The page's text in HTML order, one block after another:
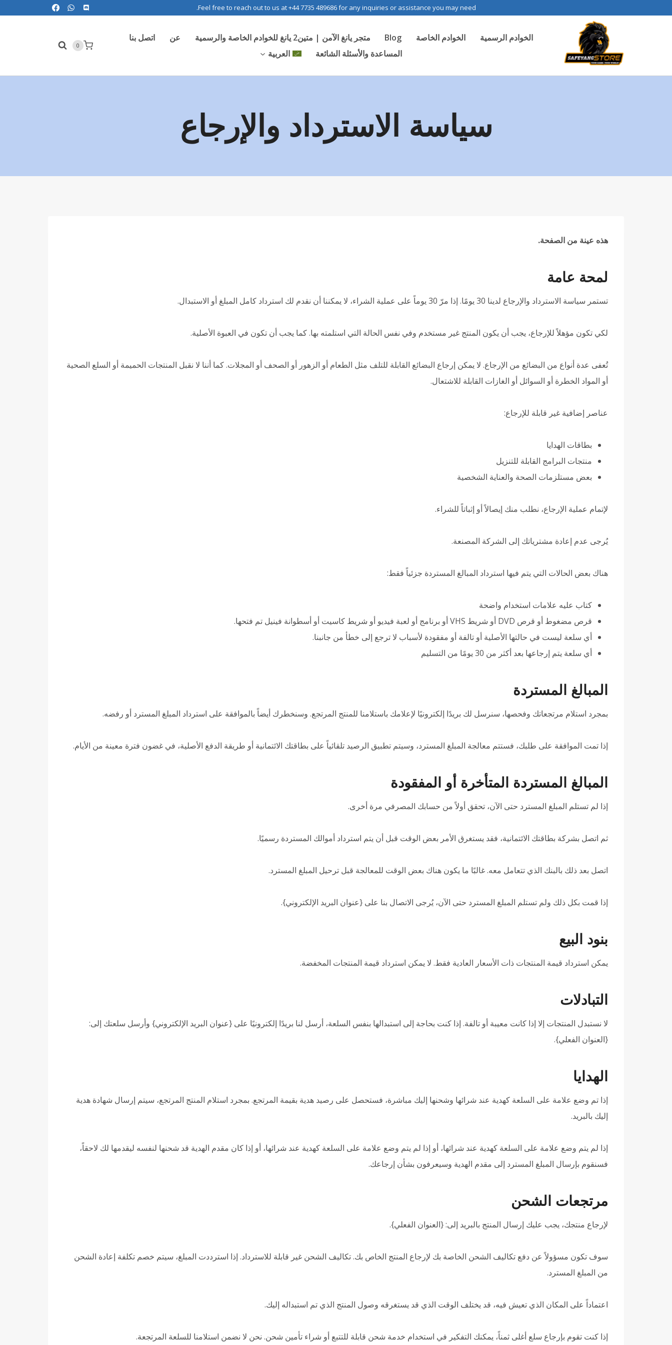
Feel free to reach out to us at +44 7735 489686 for any inquiries or assistance you may need.
الخوادم الرسمية الخوادم الخاصة Blog متجر يانغ الآمن | متين2 يانغ للخوادم الخاصة والرسمية عن
اتصل بنا
المساعدة والأسئلة الشائعة
العربية
0
سياسة الاسترداد والإرجاع
هذه عينة من الصفحة.
لمحة عامة
تستمر سياسة الاسترداد والإرجاع لدينا 30 يومًا. إذا مرّ 30 يوماً على عملية الشراء، لا يمكننا أن نقدم لك استرداد كامل المبلغ أو الاستبدال.
لكي تكون مؤهلاً للإرجاع، يجب أن يكون المنتج غير مستخدم وفي نفس الحالة التي استلمته بها. كما يجب أن تكون في العبوة الأصلية.
تُعفى عدة أنواع من البضائع من الإرجاع. لا يمكن إرجاع البضائع القابلة للتلف مثل الطعام أو الزهور أو الصحف أو المجلات. كما أننا لا نقبل المنتجات الحميمة أو السلع الصحية
أو المواد الخطرة أو السوائل أو الغازات القابلة للاشتعال.
عناصر إضافية غير قابلة للإرجاع:
بطاقات الهدايا
منتجات البرامج القابلة للتنزيل
بعض مستلزمات الصحة والعناية الشخصية
لإتمام عملية الإرجاع، نطلب منك إيصالاً أو إثباتاً للشراء.
يُرجى عدم إعادة مشترياتك إلى الشركة المصنعة.
هناك بعض الحالات التي يتم فيها استرداد المبالغ المستردة جزئياً فقط:
كتاب عليه علامات استخدام واضحة
قرص مضغوط أو قرص DVD أو شريط VHS أو برنامج أو لعبة فيديو أو شريط كاسيت أو أسطوانة فينيل تم فتحها.
أي سلعة ليست في حالتها الأصلية أو تالفة أو مفقودة لأسباب لا ترجع إلى خطأ من جانبنا.
أي سلعة يتم إرجاعها بعد أكثر من 30 يومًا من التسليم
المبالغ المستردة
بمجرد استلام مرتجعاتك وفحصها، سنرسل لك بريدًا إلكترونيًا لإعلامك باستلامنا للمنتج المرتجع. وسنخطرك أيضاً بالموافقة على استرداد المبلغ المسترد أو رفضه.
إذا تمت الموافقة على طلبك، فستتم معالجة المبلغ المسترد، وسيتم تطبيق الرصيد تلقائياً على بطاقتك الائتمانية أو طريقة الدفع الأصلية، في غضون فترة معينة من الأيام.
المبالغ المستردة المتأخرة أو المفقودة
إذا لم تستلم المبلغ المسترد حتى الآن، تحقق أولاً من حسابك المصرفي مرة أخرى.
ثم اتصل بشركة بطاقتك الائتمانية، فقد يستغرق الأمر بعض الوقت قبل أن يتم استرداد أموالك المستردة رسميًا.
اتصل بعد ذلك بالبنك الذي تتعامل معه. غالبًا ما يكون هناك بعض الوقت للمعالجة قبل ترحيل المبلغ المسترد.
إذا قمت بكل ذلك ولم تستلم المبلغ المسترد حتى الآن، يُرجى الاتصال بنا على {عنوان البريد الإلكتروني}.
بنود البيع
يمكن استرداد قيمة المنتجات ذات الأسعار العادية فقط. لا يمكن استرداد قيمة المنتجات المخفضة.
التبادلات
لا نستبدل المنتجات إلا إذا كانت معيبة أو تالفة. إذا كنت بحاجة إلى استبدالها بنفس السلعة، أرسل لنا بريدًا إلكترونيًا على {عنوان البريد الإلكتروني} وأرسل سلعتك إلى:
{العنوان الفعلي}.
الهدايا
إذا تم وضع علامة على السلعة كهدية عند شرائها وشحنها إليك مباشرة، فستحصل على رصيد هدية بقيمة المرتجع. بمجرد استلام المنتج المرتجع، سيتم إرسال شهادة هدية
إليك بالبريد.
إذا لم يتم وضع علامة على السلعة كهدية عند شرائها، أو إذا لم يتم وضع علامة على السلعة كهدية عند شرائها، أو إذا كان مقدم الهدية قد شحنها لنفسه ليقدمها لك لاحقاً،
فسنقوم بإرسال المبلغ المسترد إلى مقدم الهدية وسيعرفون بشأن إرجاعك.
مرتجعات الشحن
لإرجاع منتجك، يجب عليك إرسال المنتج بالبريد إلى: {العنوان الفعلي}.
سوف تكون مسؤولاً عن دفع تكاليف الشحن الخاصة بك لإرجاع المنتج الخاص بك. تكاليف الشحن غير قابلة للاسترداد. إذا استرددت المبلغ، سيتم خصم تكلفة إعادة الشحن
من المبلغ المسترد.
اعتماداً على المكان الذي تعيش فيه، قد يختلف الوقت الذي قد يستغرقه وصول المنتج الذي تم استبداله إليك.
إذا كنت تقوم بإرجاع سلع أغلى ثمناً، يمكنك التفكير في استخدام خدمة شحن قابلة للتتبع أو شراء تأمين شحن. نحن لا نضمن استلامنا للسلعة المرتجعة.